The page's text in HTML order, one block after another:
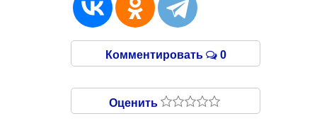
Комментировать 0
Оценить